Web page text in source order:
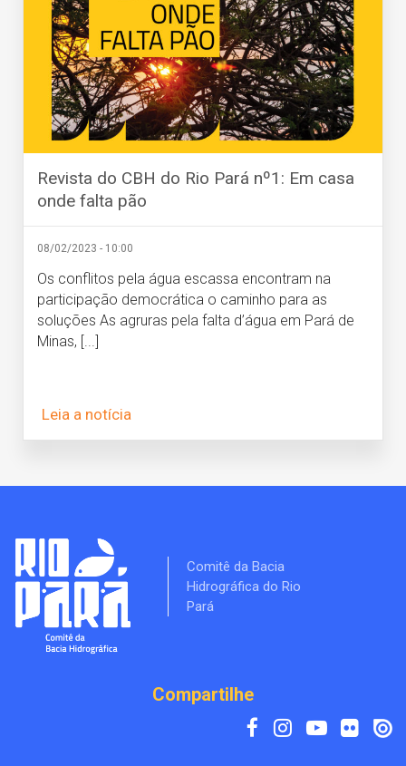
Revista do CBH do Rio Pará nº1: Em casa
onde falta pão
08/02/2023 - 10:00
Os conflitos pela água escassa encontram na
participação democrática o caminho para as
soluções As agruras pela falta d’água em Pará de
Minas, [...]
Leia a notícia
Comitê da Bacia
Hidrográfica do Rio
Pará
Compartilhe